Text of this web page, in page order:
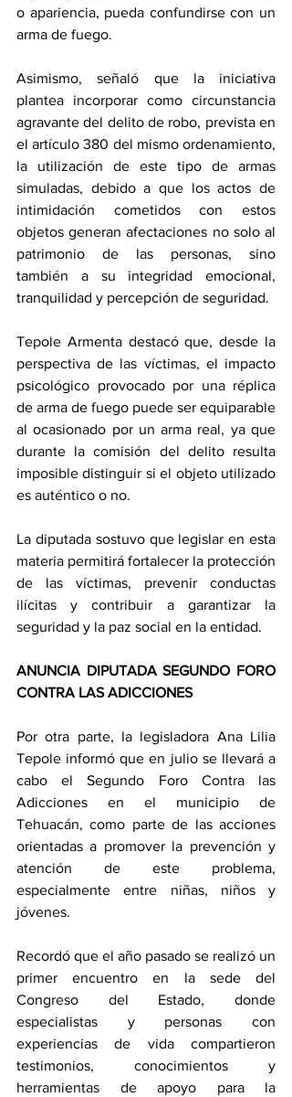
o apariencia, pueda confundirse con un
arma de fuego.
Asimismo, señaló que la iniciativa
plantea incorporar como circunstancia
agravante del delito de robo, prevista en
el artículo 380 del mismo ordenamiento,
la utilización de este tipo de armas
simuladas, debido a que los actos de
intimidación cometidos con estos
objetos generan afectaciones no solo al
patrimonio de las personas, sino
también a su integridad emocional,
tranquilidad y percepción de seguridad.
Tepole Armenta destacó que, desde la
perspectiva de las víctimas, el impacto
psicológico provocado por una réplica
de arma de fuego puede ser equiparable
al ocasionado por un arma real, ya que
durante la comisión del delito resulta
imposible distinguir si el objeto utilizado
es auténtico o no.
La diputada sostuvo que legislar en esta
materia permitirá fortalecer la protección
de las víctimas, prevenir conductas
ilícitas y contribuir a garantizar la
seguridad y la paz social en la entidad.
ANUNCIA DIPUTADA SEGUNDO FORO
CONTRA LAS ADICCIONES
Por otra parte, la legisladora Ana Lilia
Tepole informó que en julio se llevará a
cabo el Segundo Foro Contra las
Adicciones en el municipio de
Tehuacán, como parte de las acciones
orientadas a promover la prevención y
atención de este problema,
especialmente entre niñas, niños y
jóvenes.
Recordó que el año pasado se realizó un
primer encuentro en la sede del
Congreso del Estado, donde
especialistas y personas con
experiencias de vida compartieron
testimonios, conocimientos y
herramientas de apoyo para la